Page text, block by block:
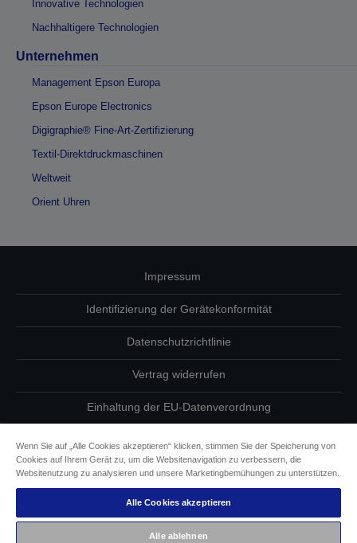
Innovative Technologien
Nachhaltigere Technologien
Unternehmen
Management Epson Europa
Epson Europe Electronics
Digigraphie® Fine-Art-Zertifizierung
Textil-Direktdruckmaschinen
Weltweit
Orient Uhren
Impressum
Identifizierung der Gerätekonformität
Datenschutzrichtlinie
Vertrag widerrufen
Einhaltung der EU-Datenverordnung
Informationen zu Cookies
Epson Engagement für Barrierefreiheit
Wenn Sie auf „Alle Cookies akzeptieren“ klicken, stimmen Sie der Speicherung von
Cookies auf Ihrem Gerät zu, um die Websitenavigation zu verbessern, die
Websitenutzung zu analysieren und unsere Marketingbemühungen zu unterstützen.
Alle Cookies akzeptieren
Alle ablehnen